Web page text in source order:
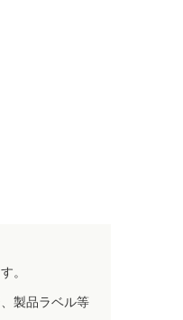
。
製品ラベル等